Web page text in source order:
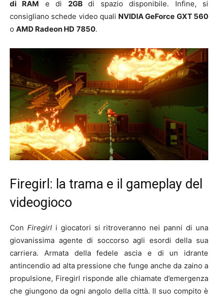
di RAM e di 2GBdi spazio disponibile. Infine, si
consigliano schede video quali NVIDIA GeForce GXT 560
o AMD Radeon HD 7850.
Firegirl: la trama e il gameplay del
videogioco
Con Firegirl i giocatori si ritroveranno nei panni di una
giovanissima agente di soccorso agli esordi della sua
carriera. Armata della fedele ascia e di un idrante
antincendio ad alta pressione che funge anche da zaino a
propulsione, Firegirl risponde alle chiamate d’emergenza
che giungono da ogni angolo della città. Il suo compito è